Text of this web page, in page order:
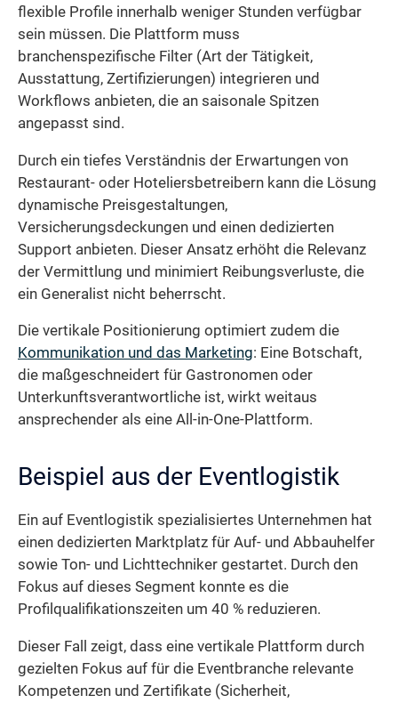
flexible Profile innerhalb weniger Stunden verfügbar
sein müssen. Die Plattform muss
branchenspezifische Filter (Art der Tätigkeit,
Ausstattung, Zertifizierungen) integrieren und
Workflows anbieten, die an saisonale Spitzen
angepasst sind.
Durch ein tiefes Verständnis der Erwartungen von
Restaurant- oder Hoteliersbetreibern kann die Lösung
dynamische Preisgestaltungen,
Versicherungsdeckungen und einen dedizierten
Support anbieten. Dieser Ansatz erhöht die Relevanz
der Vermittlung und minimiert Reibungsverluste, die
ein Generalist nicht beherrscht.
Die vertikale Positionierung optimiert zudem die
Kommunikation und das Marketing: Eine Botschaft,
die maßgeschneidert für Gastronomen oder
Unterkunftsverantwortliche ist, wirkt weitaus
ansprechender als eine All-in-One-Plattform.
Beispiel aus der Eventlogistik
Ein auf Eventlogistik spezialisiertes Unternehmen hat
einen dedizierten Marktplatz für Auf- und Abbauhelfer
sowie Ton- und Lichttechniker gestartet. Durch den
Fokus auf dieses Segment konnte es die
Profilqualifikationszeiten um 40 % reduzieren.
Dieser Fall zeigt, dass eine vertikale Plattform durch
gezielten Fokus auf für die Eventbranche relevante
Kompetenzen und Zertifikate (Sicherheit,